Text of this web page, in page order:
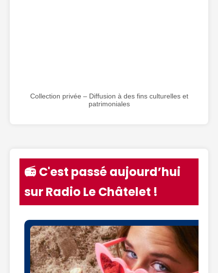
Collection privée – Diffusion à des fins culturelles et
patrimoniales
📻 C'est passé aujourd’hui
sur Radio Le Châtelet !